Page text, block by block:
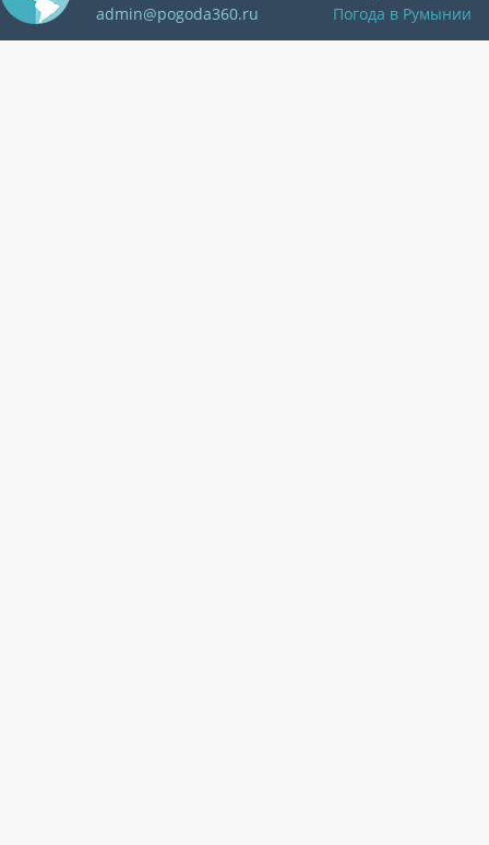
admin@pogoda360.ru
Погода в Румынии